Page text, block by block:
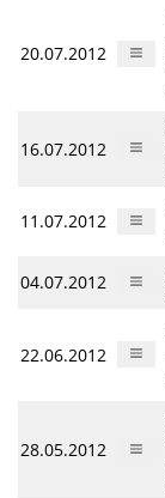
20.07.2012
16.07.2012
11.07.2012
04.07.2012
22.06.2012
28.05.2012